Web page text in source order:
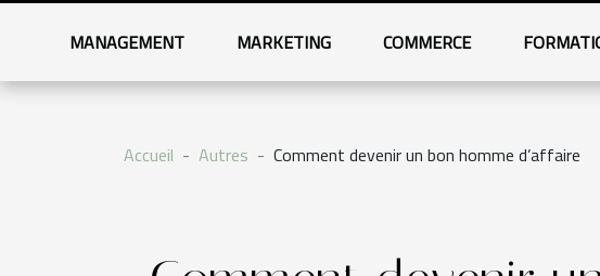
MANAGEMENT MARKETING COMMERCE
Accueil Autres Comment devenir un bon homme d’affaire